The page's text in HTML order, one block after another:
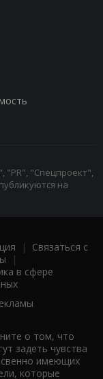
"PR", "Спецпроект",
на
| Связаться с
|
в сфере
о том, что
задеть чувства
имеющих
которые